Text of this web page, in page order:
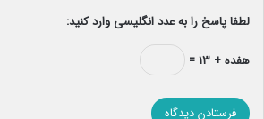
لطفا پاسخ را به عدد انگلیسی وارد کنید:
هفده + ۱۳ =